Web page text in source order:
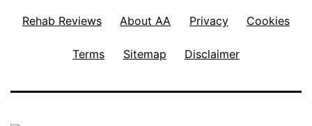
Rehab Reviews About AA Privacy Cookies
Terms Sitemap Disclaimer